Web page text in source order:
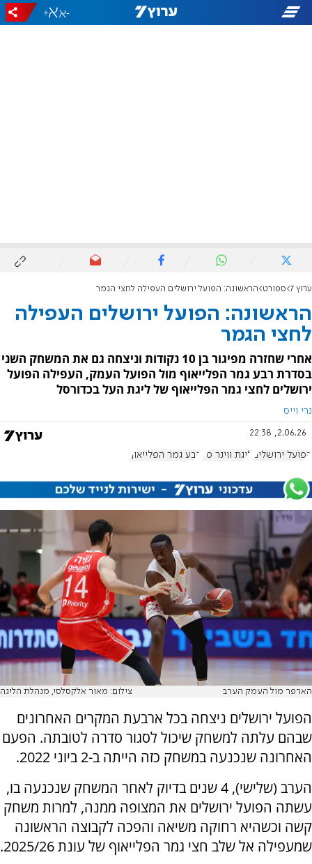
-
+
ערוץ 7 ספורט הראשונה: הפועל ירושלים העפילה לחצי הגמר
הראשונה: הפועל ירושלים העפילה
לחצי הגמר
אחרי שחזרה מפיגור בן 10 נקודות וניצחה גם את המשחק השני
בסדרת רבע גמר הפלייאוף מול הפועל העמק, העפילה הפועל
ירושלים לחצי גמר הפלייאוף של ליגת העל בכדורסל
נרי וייס
2.06.26, 22:38
הפועל ירושלים ליגת ווינר סל רבע גמר הפלייאוף
הארפר מול העמק הערב צילום: מאור אלקסלסי, מנהלת הליגה
הפועל ירושלים ניצחה בכל ארבעת המקרים האחרונים
שבהם עלתה למשחק שיכול לסגור סדרה לטובתה. הפעם
האחרונה שנכנעה במשחק כזה הייתה ב-2 ביוני 2022.
הערב (שלישי), 4 שנים בדיוק לאחר המשחק שנכנעה בו,
עשתה הפועל ירושלים את המצופה ממנה, למרות משחק
קשה וכשהיא רחוקה משיאה והפכה לקבוצה הראשונה
שמעפילה אל שלב חצי גמר הפלייאוף של עונת 2025/26.